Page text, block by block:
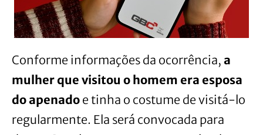
Conforme informações da ocorrência, a
mulher que visitou o homem era esposa
do apenado e tinha o costume de visitá-lo
regularmente. Ela será convocada para